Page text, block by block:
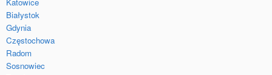
Białystok
Gdynia
Częstochowa
Radom
Sosnowiec